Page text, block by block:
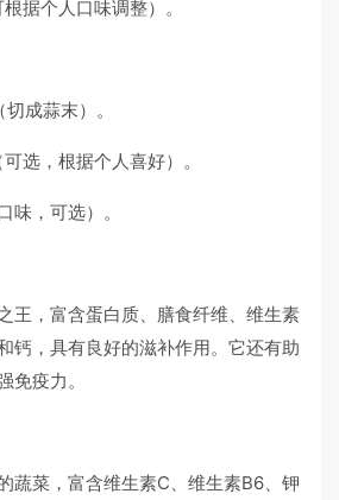
据个人口味调整）。
成蒜末）。
选，根据个人喜好）。
味，可选）。
王，富含蛋白质、膳食纤维、维生素
钙，具有良好的滋补作用。它还有助
免疫力。
蔬菜，富含维生素C、维生素B6、钾